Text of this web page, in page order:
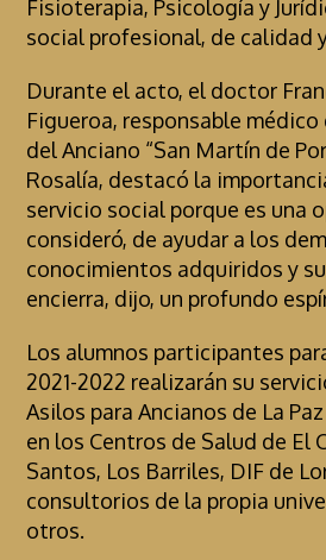
Fisioterapia, Psicología y
social profesional, de calidad
Durante el acto, el doctor
Figueroa, responsable médico
del Anciano “San Martín de
Rosalía, destacó la
servicio social porque es una
consideró, de ayudar a los
conocimientos adquiridos y
encierra, dijo, un profundo
Los alumnos participantes
2021-2022 realizarán su
Asilos para Ancianos de La
en los Centros de Salud de El
Santos, Los Barriles, DIF de
consultorios de la propia
otros.